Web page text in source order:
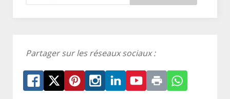
Partager sur les réseaux sociaux :